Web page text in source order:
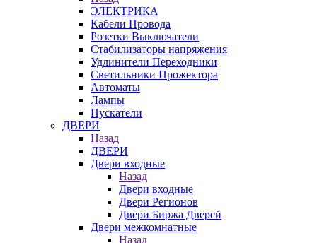
ЭЛЕКТРИКА
Кабели Провода
Розетки Выключатели
Стабилизаторы напряжения
Удлинители Переходники
Светильники Прожектора
Автоматы
Лампы
Пускатели
ДВЕРИ
Назад
ДВЕРИ
Двери входные
Назад
Двери входные
Двери Регионов
Двери Биржа Дверей
Двери межкомнатные
Назад